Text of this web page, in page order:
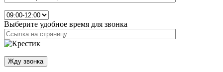
Выберите удобное время для звонка